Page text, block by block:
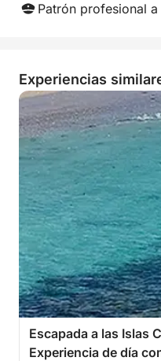
Patrón profesional
Experiencias
Escapada a las Islas
Experiencia de día